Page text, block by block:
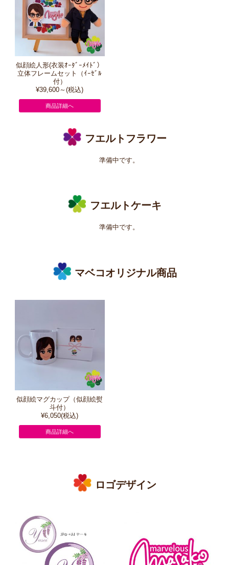
似顔絵人形(衣装ｵｰﾀﾞｰﾒｲﾄﾞ）
立体フレームセット（ｲｰｾﾞﾙ
付）
¥39,600～(税込)
商品詳細へ
フエルトフラワー
準備中です。
フエルトケーキ
準備中です。
マベコオリジナル商品
似顔絵マグカップ（似顔絵熨
斗付）
¥6,050(税込)
商品詳細へ
ロゴデザイン